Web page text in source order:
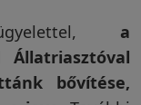
a
bővítése,